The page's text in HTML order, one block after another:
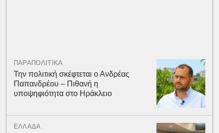
ΠΑΡΑΠΟΛΙΤΙΚΑ
Την πολιτική σκέφτεται ο Ανδρέας
Παπανδρέου – Πιθανή η
υποψηφιότητα στο Ηράκλειο
ΕΛΛΑΔΑ